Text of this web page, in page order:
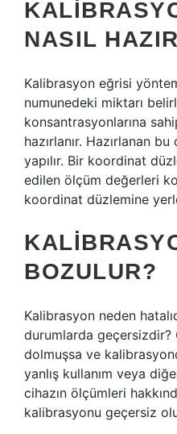
NASIL
Kalibrasyon eğrisi
numunedeki miktarı
konsantrasyonlarına
hazırlanır. Hazırlanan
yapılır. Bir koordinat
edilen ölçüm değerleri
koordinat düzlemine
BOZULUR?
Kalibrasyon neden
durumlarda geçersizdir?
dolmuşsa ve
yanlış kullanım veya
cihazın ölçümleri
kalibrasyonu geçersiz